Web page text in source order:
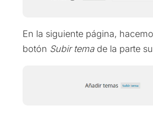
En la siguiente página,
botón Subir temade la parte